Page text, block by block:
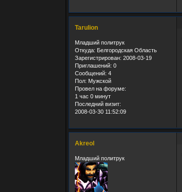
Tarulion
Младший политрук
Откуда: Белгородская Область
Зарегистрирован: 2008-03-19
Приглашений: 0
Сообщений: 4
Пол: Мужской
Провел на форуме:
1 час 0 минут
Последний визит:
2008-03-30 11:52:09
Akreol
Младший политрук